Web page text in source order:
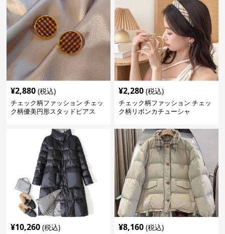
¥2,880 (税込)
チェック柄ファッション チェッ
ク柄優美円形スタッドピアス
¥2,280 (税込)
チェック柄ファッション チェッ
ク柄リボンカチューシャ
¥10,260 (税込) ¥8,160 (税込)